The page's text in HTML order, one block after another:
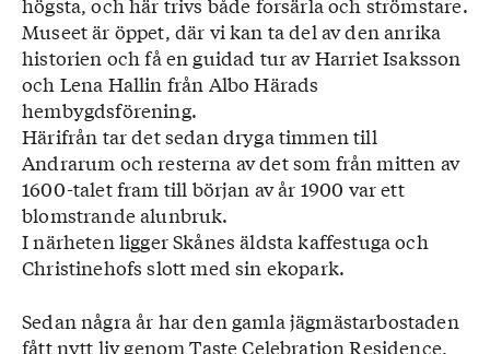
Museet är öppet, där vi kan ta del av den anrika
historien och få en guidad tur av Harriet Isaksson
och Lena Hallin från Albo Härads
hembygdsförening.
Härifrån tar det sedan dryga timmen till
Andrarum och resterna av det som från mitten av
1600-talet fram till början av år 1900 var ett
blomstrande alunbruk.
I närheten ligger Skånes äldsta kaffestuga och
Christinehofs slott med sin ekopark.
Sedan några år har den gamla jägmästarbostaden
fått nytt liv genom Taste Celebration Residence,